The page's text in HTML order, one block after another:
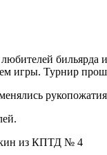
бильярда
игры. Турнир
из КПТД № 4